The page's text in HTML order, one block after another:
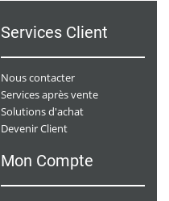
Services Client
Nous contacter
Services après vente
Solutions d'achat
Devenir Client
Mon Compte